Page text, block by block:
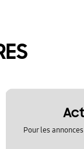
Pour les